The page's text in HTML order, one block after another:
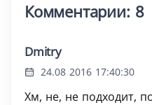
Комментарии: 8
Dmitry
24.08 2016 17:40:30
Хм, не, не подходит,